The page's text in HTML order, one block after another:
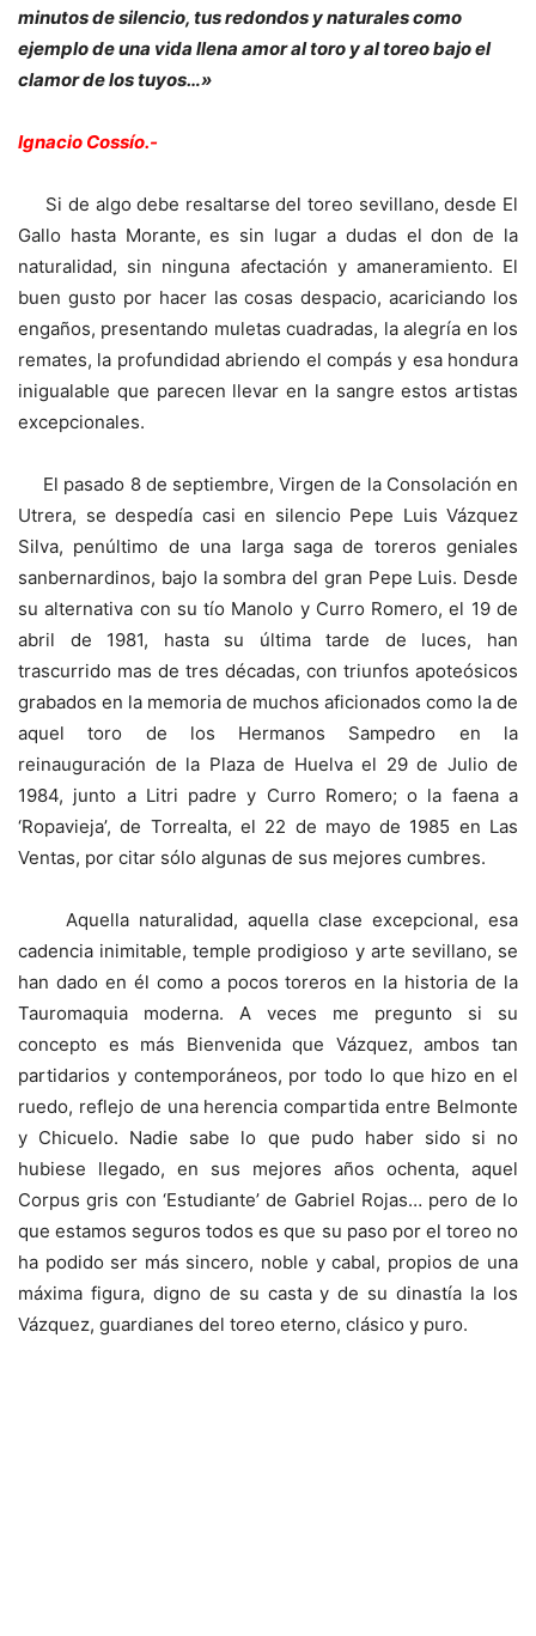
minutos de silencio, tus redondos y naturales como
ejemplo de una vida llena amor al toro y al toreo bajo el
clamor de los tuyos…»
Ignacio Cossío.-
Si de algo debe resaltarse del toreo sevillano, desde El
Gallo hasta Morante, es sin lugar a dudas el don de la
naturalidad, sin ninguna afectación y amaneramiento. El
buen gusto por hacer las cosas despacio, acariciando los
engaños, presentando muletas cuadradas, la alegría en los
remates, la profundidad abriendo el compás y esa hondura
inigualable que parecen llevar en la sangre estos artistas
excepcionales.
El pasado 8 de septiembre, Virgen de la Consolación en
Utrera, se despedía casi en silencio Pepe Luis Vázquez
Silva, penúltimo de una larga saga de toreros geniales
sanbernardinos, bajo la sombra del gran Pepe Luis. Desde
su alternativa con su tío Manolo y Curro Romero, el 19 de
abril de 1981, hasta su última tarde de luces, han
trascurrido mas de tres décadas, con triunfos apoteósicos
grabados en la memoria de muchos aficionados como la de
aquel toro de los Hermanos Sampedro en la
reinauguración de la Plaza de Huelva el 29 de Julio de
1984, junto a Litri padre y Curro Romero; o la faena a
‘Ropavieja’, de Torrealta, el 22 de mayo de 1985 en Las
Ventas, por citar sólo algunas de sus mejores cumbres.
Aquella naturalidad, aquella clase excepcional, esa
cadencia inimitable, temple prodigioso y arte sevillano, se
han dado en él como a pocos toreros en la historia de la
Tauromaquia moderna. A veces me pregunto si su
concepto es más Bienvenida que Vázquez, ambos tan
partidarios y contemporáneos, por todo lo que hizo en el
ruedo, reflejo de una herencia compartida entre Belmonte
y Chicuelo. Nadie sabe lo que pudo haber sido si no
hubiese llegado, en sus mejores años ochenta, aquel
Corpus gris con ‘Estudiante’ de Gabriel Rojas… pero de lo
que estamos seguros todos es que su paso por el toreo no
ha podido ser más sincero, noble y cabal, propios de una
máxima figura, digno de su casta y de su dinastía la los
Vázquez, guardianes del toreo eterno, clásico y puro.